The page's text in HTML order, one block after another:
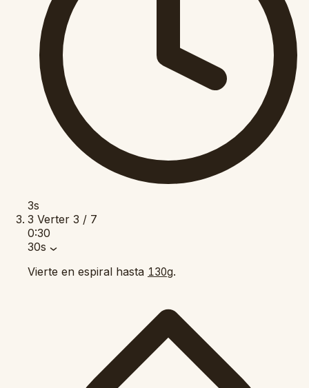
3s
3 Verter 3 / 7
0:30
30s
Vierte en espiral hasta 130g.